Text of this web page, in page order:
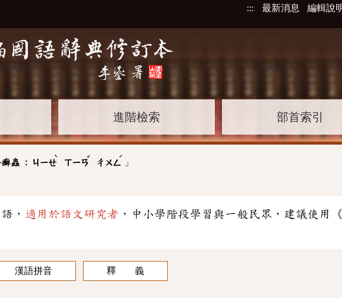
::: 最新消息 編輯說
進階檢索 部首索引
癬蟲 : ㄐㄧㄝ
ˋ
ㄒㄧㄢ
ˇ
ㄔㄨㄥ
ˊ
」
， 適用於語文研究者 ，中小學階段學習與一般民眾，建議使用《
漢語拼音 釋 義